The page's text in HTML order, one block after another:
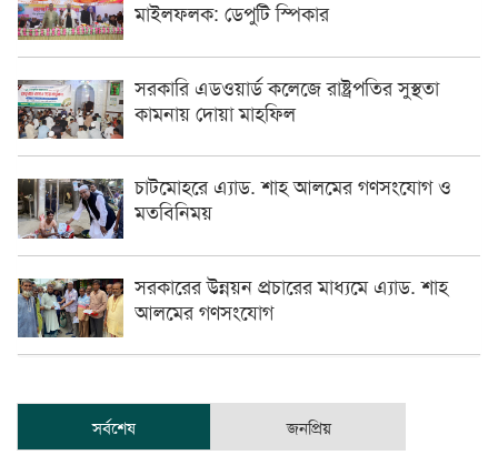
মাইলফলক: ডেপুটি স্পিকার
সরকারি এডওয়ার্ড কলেজে রাষ্ট্রপতির সুস্থতা
কামনায় দোয়া মাহফিল
চাটমোহরে এ্যাড. শাহ আলমের গণসংযোগ ও
মতবিনিময়
সরকারের উন্নয়ন প্রচারের মাধ্যমে এ্যাড. শাহ
আলমের গণসংযোগ
সর্বশেষ জনপ্রিয়